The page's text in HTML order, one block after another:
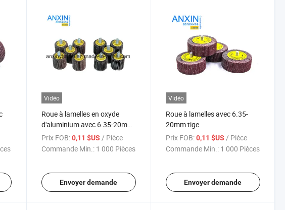
Vidéo
Roue à lamelles en oxyde
d'aluminium avec 6.35-20mm
tige
Prix FOB: 0,11 $US / Pièce
Commande Min.: 1 000 Pièces
Envoyer demande
Vidéo
Roue à lamelles avec 6.35-
20mm tige
Prix FOB: 0,11 $US / Pièce
Commande Min.: 1 000 Pièces
Envoyer demande